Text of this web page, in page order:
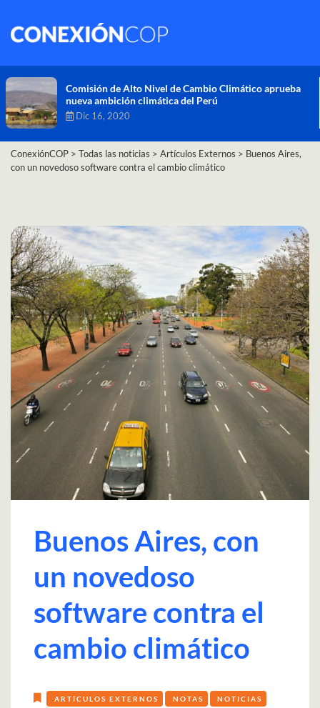
Comisión de Alto Nivel de Cambio Climático aprueba
nueva ambición climática del Perú
Dic 16, 2020
ConexiónCOP > Todas las noticias > Artículos Externos > Buenos Aires,
con un novedoso software contra el cambio climático
Buenos Aires, con
un novedoso
software contra el
cambio climático
ARTÍCULOS EXTERNOS NOTAS NOTICIAS